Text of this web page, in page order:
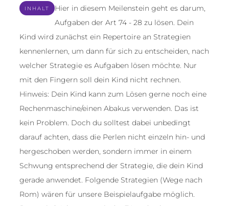
INHALT
Hier in diesem Meilenstein geht es darum,
Aufgaben der Art 74 - 28 zu lösen. Dein
Kind wird zunächst ein Repertoire an Strategien
kennenlernen, um dann für sich zu entscheiden, nach
welcher Strategie es Aufgaben lösen möchte. Nur
mit den Fingern soll dein Kind nicht rechnen.
Hinweis: Dein Kind kann zum Lösen gerne noch eine
Rechenmaschine/einen Abakus verwenden. Das ist
kein Problem. Doch du solltest dabei unbedingt
darauf achten, dass die Perlen nicht einzeln hin- und
hergeschoben werden, sondern immer in einem
Schwung entsprechend der Strategie, die dein Kind
gerade anwendet. Folgende Strategien (Wege nach
Rom) wären für unsere Beispielaufgabe möglich.